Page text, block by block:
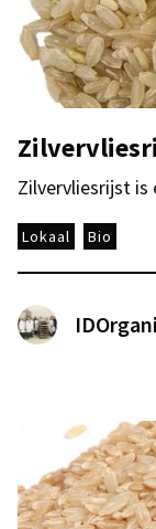
Zilvervliesrijst is
Lokaal Bio